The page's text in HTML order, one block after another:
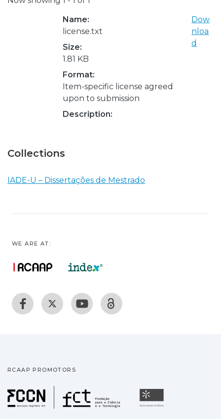
Name:
license.txt
Size:
1.81 KB
Format:
Item-specific license agreed
upon to submission
Description:
Dow
nloa
d
Collections
IADE-U – Dissertações de Mestrado
WE ARE AT:
RCAAP PROMOTORS
Fundação para a